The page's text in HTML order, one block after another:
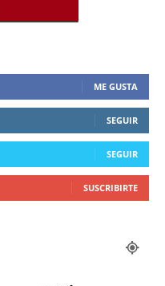
ME GUSTA
SEGUIR
SEGUIR
SUSCRIBIRTE